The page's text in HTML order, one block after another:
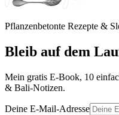
Pflanzenbetonte Rezepte &
Bleib auf dem
Mein gratis E-Book, 10
& Bali-Notizen.
Deine E-Mail-Adresse